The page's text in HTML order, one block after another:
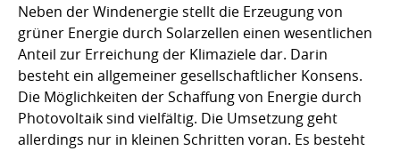
Neben der Windenergie stellt die Erzeugung von
grüner Energie durch Solarzellen einen wesentlichen
Anteil zur Erreichung der Klimaziele dar. Darin
besteht ein allgemeiner gesellschaftlicher Konsens.
Die Möglichkeiten der Schaffung von Energie durch
Photovoltaik sind vielfältig. Die Umsetzung geht
allerdings nur in kleinen Schritten voran. Es besteht